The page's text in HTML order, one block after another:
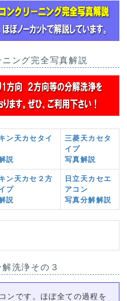
ング完全写真解説
ン天カセタイ
説
三菱天カセタ
イプ
写真解説
ン天カセ２方
プ
説
日立天カセエ
アコン
写真分解解説
洗浄その３
ンです。ほぼ全ての過程を